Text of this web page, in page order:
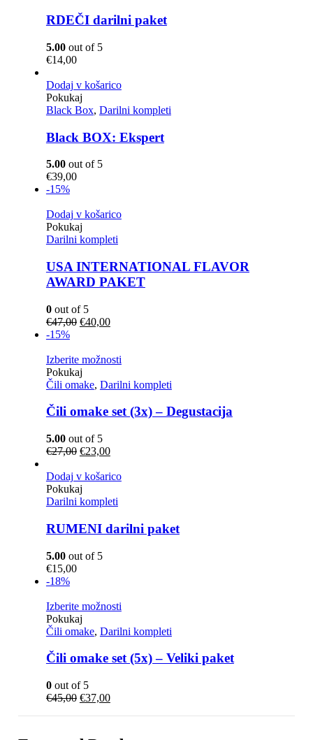
RDEČI darilni paket
5.00out of 5
€14,00
Dodaj v košarico
Pokukaj
Black Box, Darilni kompleti
Black BOX: Ekspert
5.00out of 5
€39,00
-15%
Dodaj v košarico
Pokukaj
Darilni kompleti
USA INTERNATIONAL FLAVOR
AWARD PAKET
0out of 5
€47,00 Izvirna
bila:
€47,00.
€40,00Trenutna
€40,00.
-15%
Izberite možnosti
Pokukaj
Čili omake, Darilni kompleti
Čili omake set (3x) – Degustacija
5.00out of 5
€27,00 Izvirna
je
bila:
€27,00.
€23,00Trenutna
je:
Dodaj v košarico
Pokukaj
Darilni kompleti
RUMENI darilni paket
5.00out of 5
€15,00
-18%
Izberite možnosti
Pokukaj
Čili omake, Darilni kompleti
Čili omake set (5x) – Veliki paket
0out of 5
€45,00 Izvirna
€37,00Trenutna